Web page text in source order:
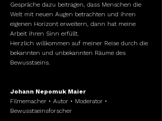
Gespräche dazu beitragen, dass Menschen die
Welt mit neuen Augen betrachten und ihren
eigenen Horizont erweitern, dann hat meine
Arbeit ihren Sinn erfüllt.
Herzlich willkommen auf meiner Reise durch die
bekannten und unbekannten Räume des
Bewusstseins.
Johann Nepomuk Maier
Filmemacher • Autor • Moderator •
Bewusstseinsforscher